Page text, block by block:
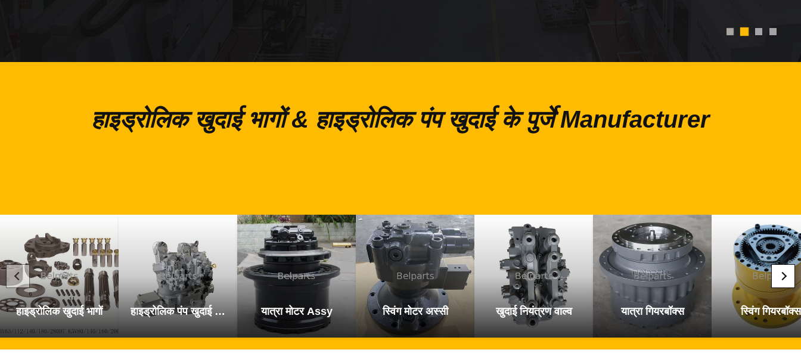
हाइड्रोलिक खुदाई भागों & हाइड्रोलिक पंप खुदाई के पुर्जे Manufacturer
हाइड्रोलिक खुदाई भागों हाइड्रोलिक पंप खुदाई के पुर्जे यात्रा मोटर Assy स्विंग मोटर अस्सी खुदाई नियंत्रण वाल्व यात्रा गियरबॉक्स स्विंग गियरबॉक्स